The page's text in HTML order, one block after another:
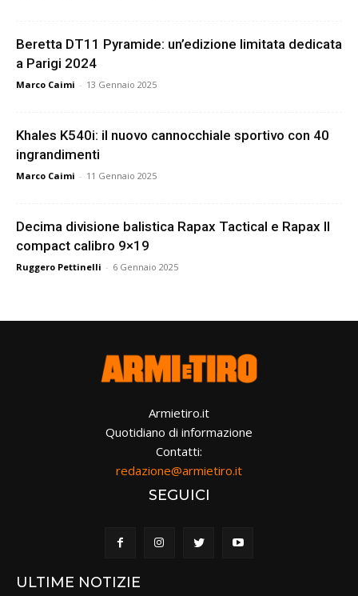
Beretta DT11 Pyramide: un’edizione limitata dedicata
a Parigi 2024
Marco Caimi - 13 Gennaio 2025
Khales K540i: il nuovo cannocchiale sportivo con 40
ingrandimenti
Marco Caimi - 11 Gennaio 2025
Decima divisione balistica Rapax Tactical e Rapax II
compact calibro 9×19
Ruggero Pettinelli - 6 Gennaio 2025
Armietiro.it
Quotidiano di informazione
Contatti:
redazione@armietiro.it
SEGUICI
ULTIME NOTIZIE